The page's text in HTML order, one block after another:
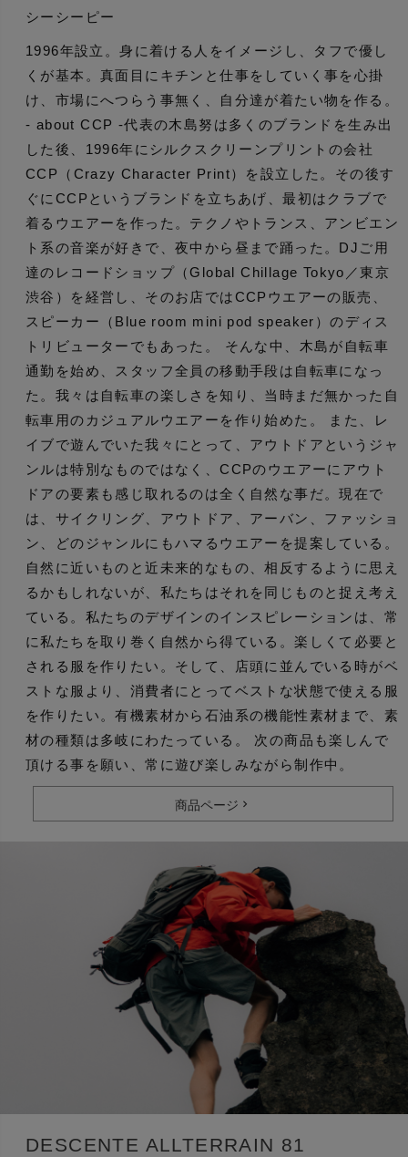
シーシーピー
1996年設立。身に着ける人をイメージし、タフで優し
くが基本。真面目にキチンと仕事をしていく事を心掛
け、市場にへつらう事無く、自分達が着たい物を作る。
- about CCP -代表の木島努は多くのブランドを生み出
した後、1996年にシルクスクリーンプリントの会社
CCP（Crazy Character Print）を設立した。その後す
ぐにCCPというブランドを立ちあげ、最初はクラブで
着るウエアーを作った。テクノやトランス、アンビエン
ト系の音楽が好きで、夜中から昼まで踊った。DJご用
達のレコードショップ（Global Chillage Tokyo／東京
渋谷）を経営し、そのお店ではCCPウエアーの販売、
スピーカー（Blue room mini pod speaker）のディス
トリビューターでもあった。 そんな中、木島が自転車
通勤を始め、スタッフ全員の移動手段は自転車になっ
た。我々は自転車の楽しさを知り、当時まだ無かった自
転車用のカジュアルウエアーを作り始めた。 また、レ
イブで遊んでいた我々にとって、アウトドアというジャ
ンルは特別なものではなく、CCPのウエアーにアウト
ドアの要素も感じ取れるのは全く自然な事だ。現在で
は、サイクリング、アウトドア、アーバン、ファッショ
ン、どのジャンルにもハマるウエアーを提案している。
自然に近いものと近未来的なもの、相反するように思え
るかもしれないが、私たちはそれを同じものと捉え考え
ている。私たちのデザインのインスピレーションは、常
に私たちを取り巻く自然から得ている。楽しくて必要と
される服を作りたい。そして、店頭に並んでいる時がベ
ストな服より、消費者にとってベストな状態で使える服
を作りたい。有機素材から石油系の機能性素材まで、素
材の種類は多岐にわたっている。 次の商品も楽しんで
頂ける事を願い、常に遊び楽しみながら制作中。
商品ページ
DESCENTE ALLTERRAIN 81